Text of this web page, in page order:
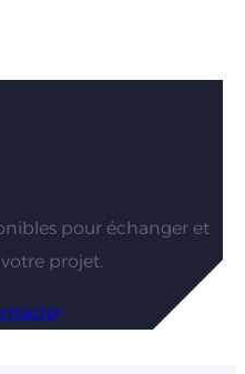
par nos
pour échanger et
projet.